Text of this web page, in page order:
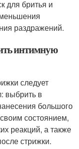
для бритья и
раздражений.
интимную
следует
выбрить в
большого
состоянием,
реакций, а также
стрижки.